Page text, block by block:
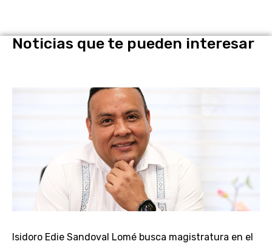
Noticias que te pueden interesar
Isidoro Edie Sandoval Lomé busca magistratura en el